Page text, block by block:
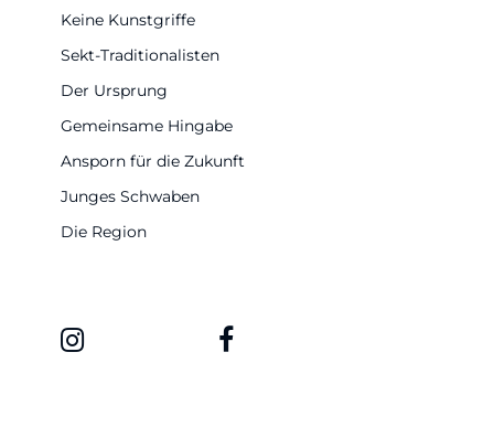
Keine Kunstgriffe
Sekt-Traditionalisten
Der Ursprung
Gemeinsame Hingabe
Ansporn für die Zukunft
Junges Schwaben
Die Region